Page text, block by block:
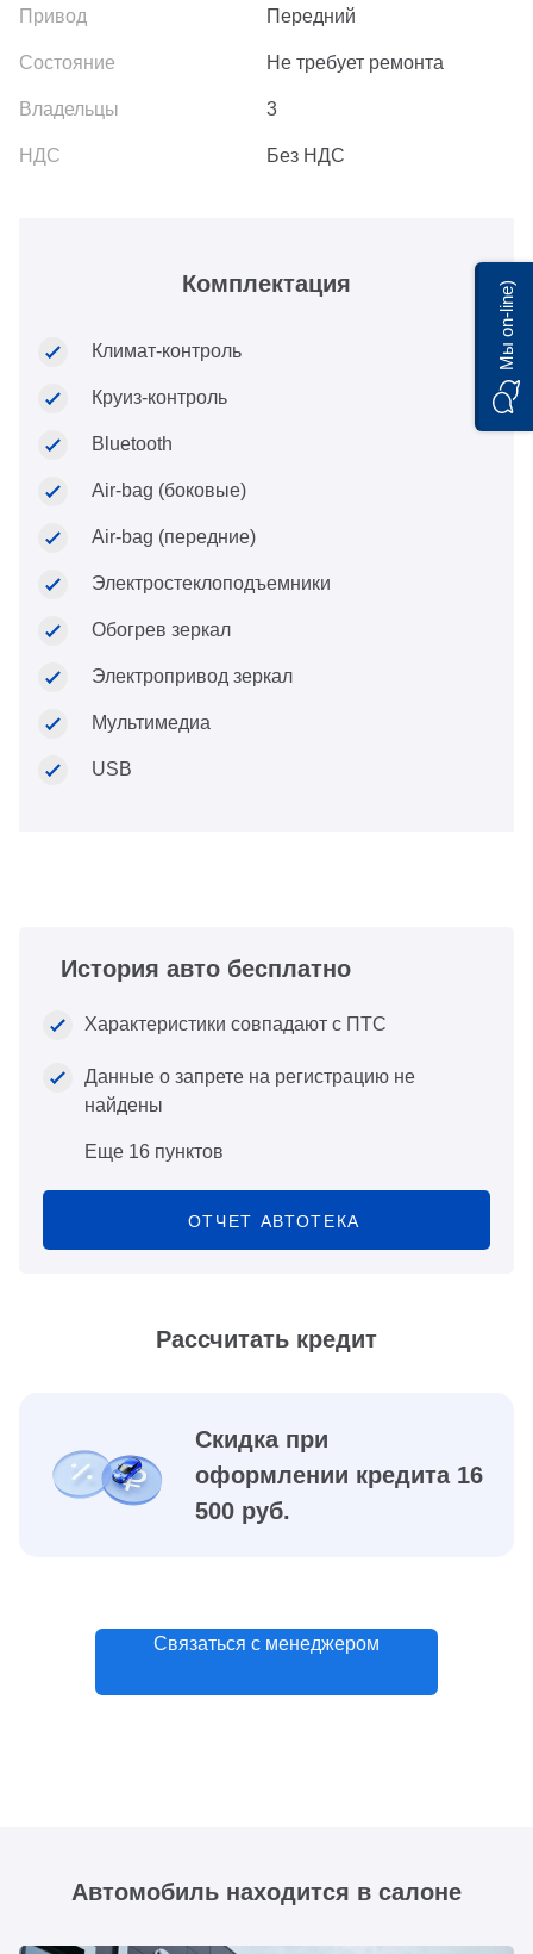
Передний
Не требует ремонта
3
Без НДС
Комплектация
Климат-контроль
Круиз-контроль
Bluetooth
Air-bag (боковые)
Air-bag (передние)
Электростеклоподъемники
Обогрев зеркал
Электропривод зеркал
Мультимедиа
USB
История авто бесплатно
Характеристики совпадают с ПТС
Данные о запрете на регистрацию не
найдены
Еще 16 пунктов
ОТЧЕТ АВТОТЕКА
Рассчитать кредит
Скидка при
оформлении кредита 16
500 руб.
Связаться с менеджером
Автомобиль находится в салоне
Мы on-line)